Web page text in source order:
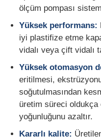
İkiz vida çıkartma
Çok katmanlı tabaka
Finer Üretim hattı
PMMA GPPS Levha
ölçüm pompası
Yüksek performans:
iyi plastifize etme
vidalı veya çift vidalı
Yüksek otomasyon
eritilmesi,
soğutulmasından
üretim süreci
yoğunluğunu azaltır.
Kararlı kalite: